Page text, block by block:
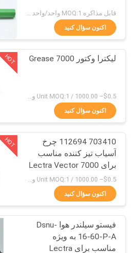
درباره
کنترل
کیفیت
تماس
بگیرید
اخبار
271
کاتر GTXL
158
قابل مذاکره MOQ:1 واحد/واحد منفی است
اکنون سؤال کنید
HOT لیکترا وکتور 7000 Grease
اکنون سؤال کنید
HOT
703410 112694 چرخ
آسیاب تیز کننده مناسب
برای Lectra Vector 7000
اکنون سؤال کنید
فیستو سیلندر هوا Dsnu-
16-60-P-A به ویژه
مناسب برای Lectra